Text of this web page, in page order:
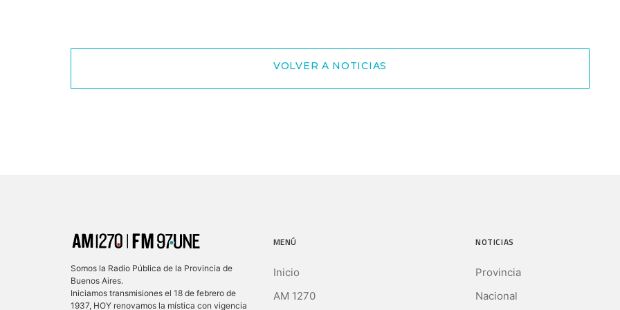
VOLVER A NOTICIAS
Somos la Radio Pública de la Provincia de
Buenos Aires.
Iniciamos transmisiones el 18 de febrero de
1937, HOY renovamos la mística con vigencia
MENÚ
Inicio
AM 1270
NOTICIAS
Provincia
Nacional